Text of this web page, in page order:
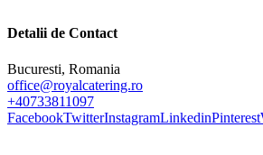
Detalii de Contact
Bucuresti, Romania
office@royalcatering.ro
+40733811097
FacebookTwitterInstagramLinkedinPinterest